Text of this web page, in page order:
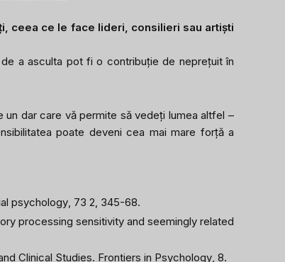
ceea ce le face lideri, consilieri sau artiști
a asculta pot fi o contribuție de neprețuit în
dar care vă permite să vedeți lumea altfel –
poate deveni cea mai mare forță a
psychology , 73 2, 345-68.
processing sensitivity and seemingly related
Clinical Studies. Frontiers in Psychology , 8.